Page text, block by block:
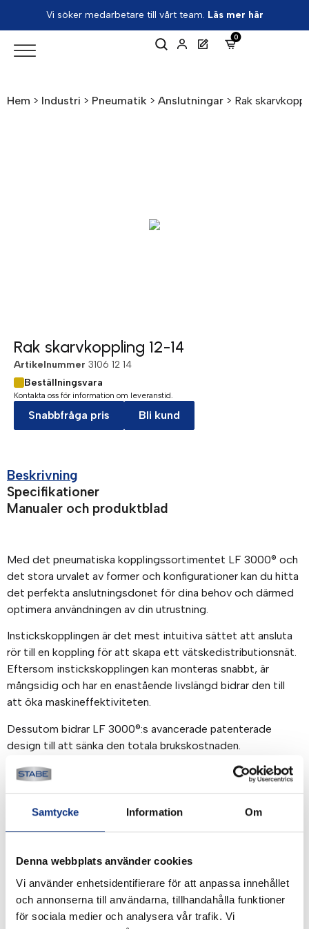
Samtycke Information Om
Denna webbplats använder cookies
Vi använder enhetsidentifierare för att anpassa innehållet
och annonserna till användarna, tillhandahålla funktioner
för sociala medier och analysera vår trafik. Vi
Vi söker medarbetare till vårt team. Läs mer här
0
Hem > Industri > Pneumatik > Anslutningar > Rak
Rak skarvkoppling 12-14
Artikelnummer 3106 12 14
Beställningsvara
Kontakta oss för information om leveranstid.
Snabbfråga pris Bli kund
Beskrivning
Specifikationer
Manualer och produktblad
Med det pneumatiska kopplingssortimentet LF 3000® och
det stora urvalet av former och konfigurationer kan du hitta
det perfekta anslutningsdonet för dina behov och därmed
optimera användningen av din utrustning.
Instickskopplingen är det mest intuitiva sättet att ansluta
rör till en koppling för att skapa ett vätskedistributionsnät.
Eftersom instickskopplingen kan monteras snabbt, är
mångsidig och har en enastående livslängd bidrar den till
att öka maskineffektiviteten.
Dessutom bidrar LF 3000®:s avancerade patenterade
design till att sänka den totala brukskostnaden.
Egenskaper/fördelar:
• Perfekt för vakuum- och trycktillämpningar
• Testad livslängd enligt kraven i direktiv 2006/42/EG
• Material med hög beständighet
• Produktens och utrustningens hållbarhet